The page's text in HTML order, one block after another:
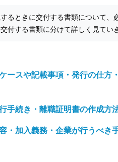
るときに交付する書類について、
付する書類に分けて詳しく見てい
ースや記載事項・発行の仕方
手続き・離職証明書の作成方
・加入義務・企業が行うべき